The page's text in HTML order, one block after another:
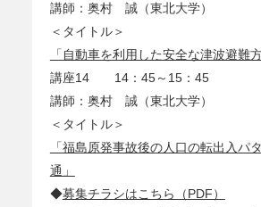
講師：奥村 誠（東北大学）
＜タイトル＞
「自動車を利用した安全な津波避難
講座14 14：45～15：45
講師：奥村 誠（東北大学）
＜タイトル＞
「福島原発事故後の人口の転出入パ
通」
◆募集チラシはこちら（PDF）